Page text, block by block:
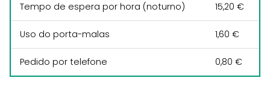
Tempo de espera por hora (noturno) 15,20 €
Uso do porta-malas 1,60 €
Pedido por telefone 0,80 €